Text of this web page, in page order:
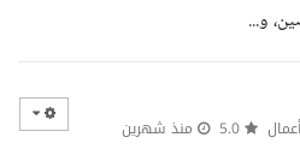
و...
منذ شهرين